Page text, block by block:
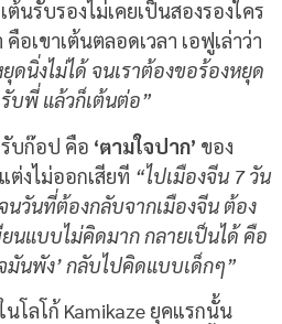
นรับรองไม่เคยเป็นสองรองใคร
อเขาเต้นตลอดเวลา เอฟูเล่าว่า
ดนิ่งไม่ได้ จนเราต้องขอร้องหยุด
บพี่ แล้วก็เต้นต่อ”
บก๊อป คือ ‘ตามใจปาก’ ของ
ต่งไม่ออกเสียที “ไปเมืองจีน 7 วัน
นวันที่ต้องกลับจากเมืองจีน ต้อง
นแบบไม่คิดมาก กลายเป็นได้ คือ
มันพัง’ กลับไปคิดแบบเด็กๆ”
โลโก้ Kamikaze ยุคแรกนั้น